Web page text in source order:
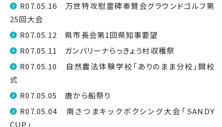
R07.05.16 万世特攻慰霊碑奉賛会グラウンドゴルフ第
25回大会
R07.05.12 県市長会第1回県知事要望
R07.05.11 ガンバリーナらっきょう村収穫祭
R07.05.10 自然農法体験学校「ありのまま分校」開校
式
R07.05.05 唐から船祭り
R07.05.04 南さつまキックボクシング大会「SANDY
CUP」